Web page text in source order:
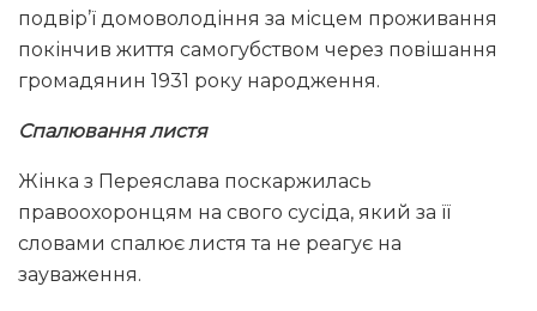
подвір’ї домоволодіння за місцем проживання
покінчив життя самогубством через повішання
громадянин 1931 року народження.
Спалювання листя
Жінка з Переяслава поскаржилась
правоохоронцям на свого сусіда, який за її
словами спалює листя та не реагує на
зауваження.